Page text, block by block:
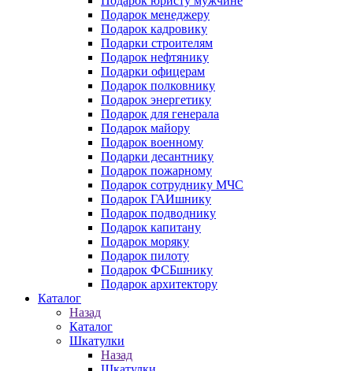
Подарок менеджеру
Подарок кадровику
Подарки строителям
Подарок нефтянику
Подарки офицерам
Подарок полковнику
Подарок энергетику
Подарок для генерала
Подарок майору
Подарок военному
Подарки десантнику
Подарок пожарному
Подарок сотруднику МЧС
Подарок ГАИшнику
Подарок подводнику
Подарок капитану
Подарок моряку
Подарок пилоту
Подарок ФСБшнику
Подарок архитектору
Каталог
Назад
Каталог
Шкатулки
Назад